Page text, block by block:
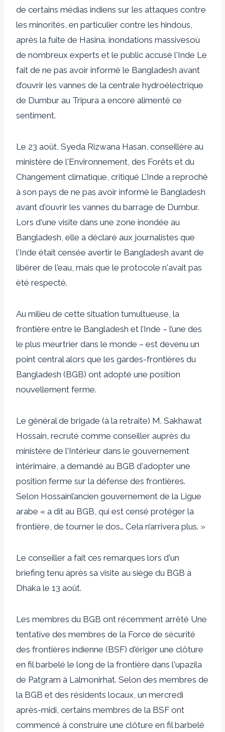
de certains médias indiens sur les attaques contre
les minorités, en particulier contre les hindous,
après la fuite de Hasina. inondations massivesoù
de nombreux experts et le public accusé l'Inde Le
fait de ne pas avoir informé le Bangladesh avant
d’ouvrir les vannes de la centrale hydroélectrique
de Dumbur au Tripura a encore alimenté ce
sentiment.
Le 23 août, Syeda Rizwana Hasan, conseillère au
ministère de l'Environnement, des Forêts et du
Changement climatique, critiqué L'Inde a reproché
à son pays de ne pas avoir informé le Bangladesh
avant d'ouvrir les vannes du barrage de Dumbur.
Lors d'une visite dans une zone inondée au
Bangladesh, elle a déclaré aux journalistes que
l'Inde était censée avertir le Bangladesh avant de
libérer de l'eau, mais que le protocole n'avait pas
été respecté.
Au milieu de cette situation tumultueuse, la
frontière entre le Bangladesh et l’Inde – l’une des
le plus meurtrier dans le monde – est devenu un
point central alors que les gardes-frontières du
Bangladesh (BGB) ont adopté une position
nouvellement ferme.
Le général de brigade (à la retraite) M. Sakhawat
Hossain, recruté comme conseiller auprès du
ministère de l'Intérieur dans le gouvernement
intérimaire, a demandé au BGB d'adopter une
position ferme sur la défense des frontières.
Selon Hossainl’ancien gouvernement de la Ligue
arabe « a dit au BGB, qui est censé protéger la
frontière, de tourner le dos… Cela n’arrivera plus. »
Le conseiller a fait ces remarques lors d'un
briefing tenu après sa visite au siège du BGB à
Dhaka le 13 août.
Les membres du BGB ont récemment arrêté Une
tentative des membres de la Force de sécurité
des frontières indienne (BSF) d'ériger une clôture
en fil barbelé le long de la frontière dans l'upazila
de Patgram à Lalmonirhat. Selon des membres de
la BGB et des résidents locaux, un mercredi
après-midi, certains membres de la BSF ont
commencé à construire une clôture en fil barbelé